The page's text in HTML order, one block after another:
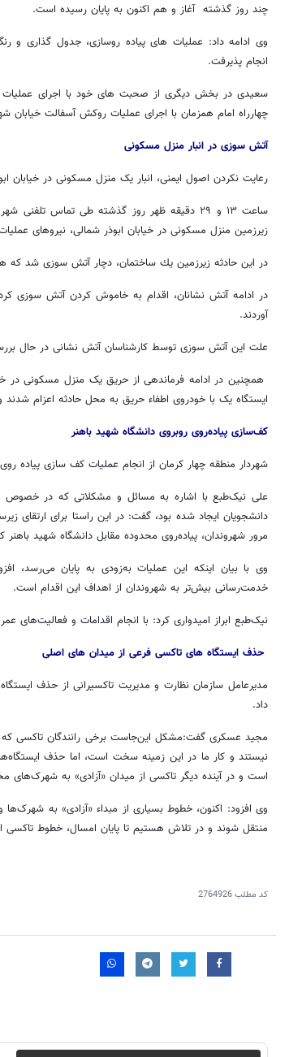
چند روز گذشته آغاز و هم اکنون به پایان رسیده است.
وی ادامه داد: عملیات های پیاده روسازی، جدول گذاری
انجام پذیرفت.
سعیدی در بخش دیگری از صحبت های خود با اجرای عملیات
چهارراه امام همزمان با اجرای عملیات روکش آسفالت خیابان
آتش سوزی در انبار منزل مسکونی
رعایت نكردن اصول ایمنی، انبار یک منزل مسكونی در خیابان
ساعت ۱۳ و ۲۹ دقیقه ظهر روز گذشته طی تماس
زیرزمین منزل مسكونی در خیابان ابوذر شمالی، نیروهای
در این حادثه زیرزمین یك ساختمان، دچار آتش سوزی شد که
در ادامه آتش نشانان، اقدام به خاموش كردن آتش سوزی
آوردند.
علت این آتش سوزی توسط كارشناسان آتش نشانی در حال
همچنین در ادامه فرماندهی از حریق یک منزل مسکونی
ایستگاه یک با خودروی اطفاء حریق به محل حادثه اعزام شدند و
کف‌سازی پیاده‌‌روی روبروی دانشگاه شهید باهنر
شهردار منطقه چهار کرمان از انجام عملیات کف سازی پیاده
علی نیک‌طبع با اشاره به مسائل و مشکلاتی که در خصوص
دانشجویان ایجاد شده بود، گفت: در این راستا برای ارتقای
مرور شهروندان، پیاده‌روی محدوده‌ مقابل دانشگاه شهید
وی با بیان اینکه این عملیات به‌زودی به پایان می‌رسد،
خدمت‌رسانی بیش‌تر به شهروندان از اهداف این اقدام است.
نیک‌طبع ابراز امیدواری کرد: با انجام اقدامات و فعالیت‌های
حذف ایستگاه های تاکسی فرعی از میدان های اصلی
مدیرعامل سازمان نظارت و مدیریت تاکسیرانی از حذف
داد.
مجید عسکری گفت:مشکل این‌جاست برخی رانندگان تاکسی که
نیستند و کار ما در این زمینه سخت است، اما حذف
است و در آینده دیگر تاکسی از میدان «آزادی» به شهرک‌های
وی افزود: اکنون، خطوط بسیاری از مبداء «آزادی» به
منتقل شوند و در تلاش هستیم تا پایان امسال، خطوط تاکسی
کد مطلب2764926
روزنامه‌های ورزشی شنبه ۱۷ مرداد ۱۴۰۵